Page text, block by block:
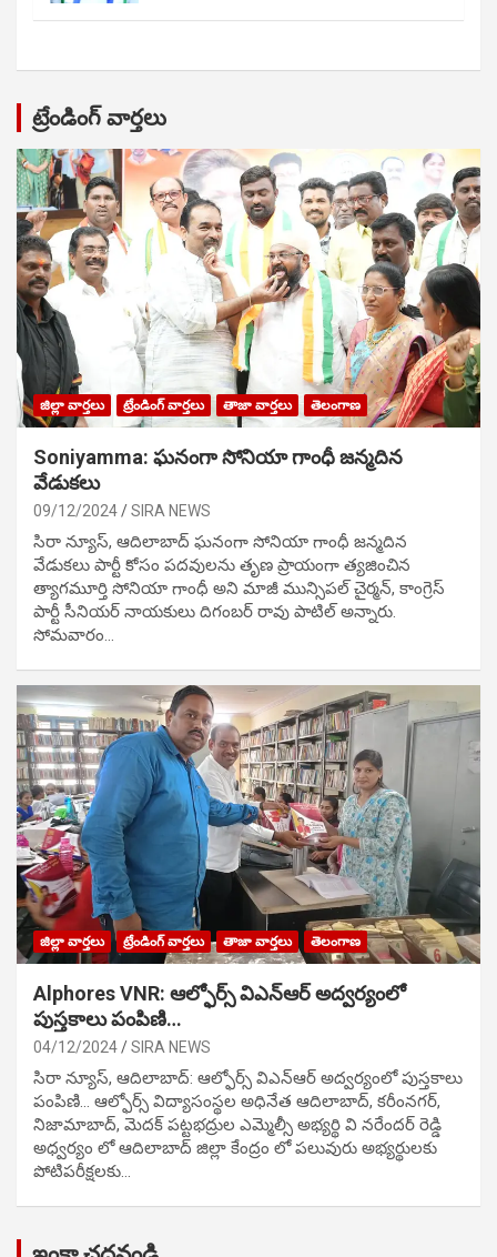
ట్రేండింగ్ వార్తలు
జిల్లా వార్తలు ట్రేండింగ్ వార్తలు తాజా వార్తలు తెలంగాణ
Soniyamma: ఘ‌నంగా సోనియా గాంధీ జ‌న్మ‌దిన
వేడుక‌లు
09/12/2024 SIRA NEWS
సిరా న్యూస్, ఆదిలాబాద్ ఘ‌నంగా సోనియా గాంధీ జ‌న్మ‌దిన
వేడుక‌లు పార్టీ కోసం ప‌ద‌వుల‌ను తృణ ప్రాయంగా త్య‌జించిన
త్యాగమూర్తి సోనియా గాంధీ అని మాజీ మున్సిప‌ల్ చైర్మ‌న్, కాంగ్రెస్
పార్టీ సీనియ‌ర్ నాయ‌కులు దిగంబ‌ర్ రావు పాటిల్ అన్నారు.
సోమవారం…
జిల్లా వార్తలు ట్రేండింగ్ వార్తలు తాజా వార్తలు తెలంగాణ
Alphores VNR: ఆల్ఫోర్స్ విఎన్ఆర్ అద్వర్యంలో
పుస్తకాలు పంపిణి…
04/12/2024 SIRA NEWS
సిరా న్యూస్, ఆదిలాబాద్: ఆల్ఫోర్స్ విఎన్ఆర్ అద్వర్యంలో పుస్తకాలు
పంపిణి… ఆల్ఫోర్స్ విద్యాసంస్థల అధినేత ఆదిలాబాద్, కరీంనగర్,
నిజామాబాద్, మెదక్ పట్టభద్రుల ఎమ్మెల్సీ అభ్యర్థి వి నరేందర్ రెడ్డి
అధ్వర్యం లో ఆదిలాబాద్ జిల్లా కేంద్రం లో పలువురు అభ్యర్థులకు
పోటిప‌రీక్ష‌ల‌కు…